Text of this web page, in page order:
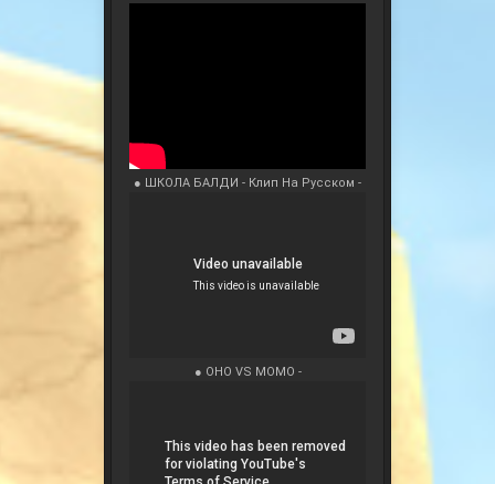
● ШКОЛА БАЛДИ - Клип На Русском -
● ОНО VS МОМО -